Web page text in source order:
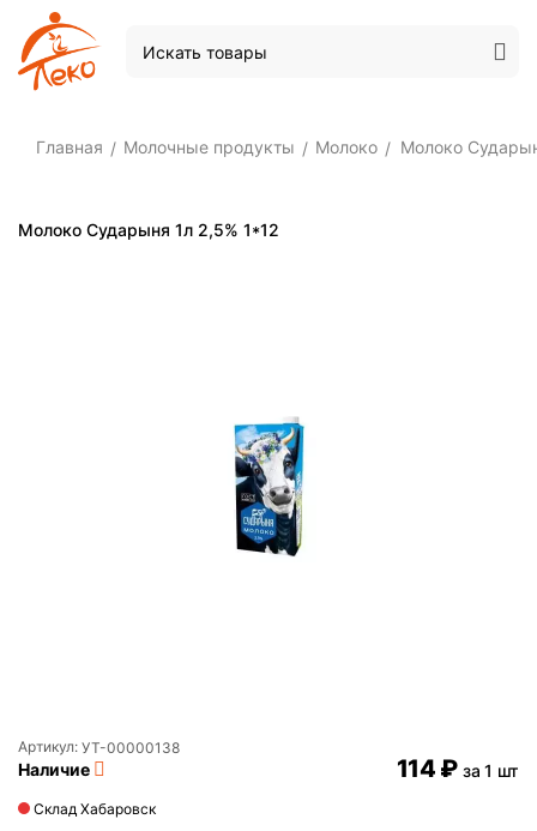
Главная / Молочные продукты / Молоко / Молоко
Молоко Сударыня 1л 2,5% 1*12
Артикул: УТ-00000138
Наличие
Склад Хабаровск
‍114‍ ₽ за 1 шт